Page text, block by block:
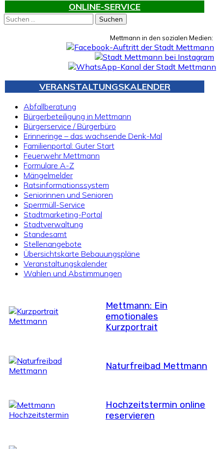
ONLINE-SERVICE
Suchen
nach:
Mettmann in den sozialen Medien:
VERANSTALTUNGSKALENDER
Abfallberatung
Bürgerbeteiligung in Mettmann
Bürgerservice / Bürgerbüro
Erinneringe – das wachsende Denk-Mal
Familienportal: Guter Start
Feuerwehr Mettmann
Formulare A-Z
Mängelmelder
Ratsinformationssystem
Seniorinnen und Senioren
Sperrmüll-Service
Stadtmarketing-Portal
Stadtverwaltung
Standesamt
Stellenangebote
Übersichtskarte Bebauungspläne
Veranstaltungskalender
Wahlen und Abstimmungen
Mettmann: Ein
emotionales
Kurzportrait
Naturfreibad Mettmann
Hochzeitstermin online
reservieren